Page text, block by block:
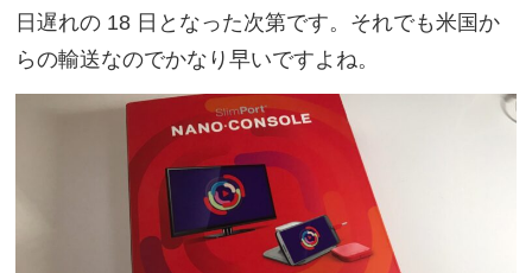
日遅れの 18 日となった次第です。それでも米国か
らの輸送なのでかなり早いですよね。